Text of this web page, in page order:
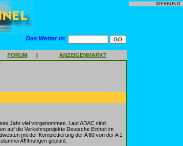
Das Wetter in:
FORUM | ANZEIGENMARKT
Jahr viel vorgenommen. Laut ADAC sind
auf die Verkehrsprojekte Deutsche Einheit im
mit der Komplettierung der A 60 von der A 1
geplant:
WERBUNG